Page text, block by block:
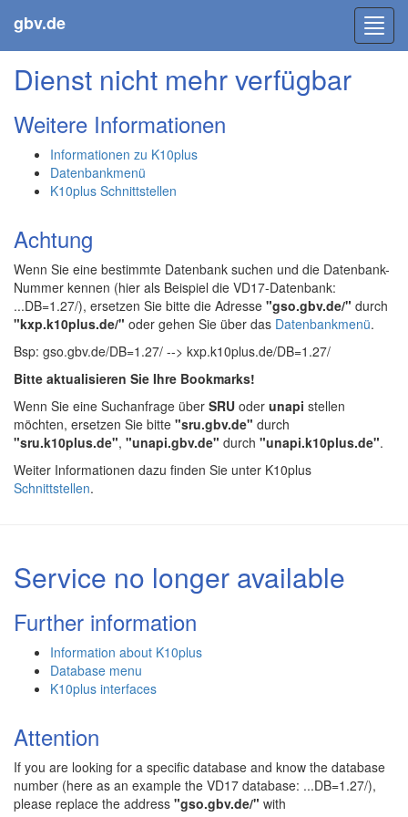
gbv.de
Dienst nicht mehr verfügbar
Weitere Informationen
Informationen zu K10plus
Datenbankmenü
K10plus Schnittstellen
Achtung
Wenn Sie eine bestimmte Datenbank suchen und die Datenbank-
Nummer kennen (hier als Beispiel die VD17-Datenbank:
...DB=1.27/), ersetzen Sie bitte die Adresse "gso.gbv.de/" durch
"kxp.k10plus.de/" oder gehen Sie über das Datenbankmenü.
Bsp: gso.gbv.de/DB=1.27/ --> kxp.k10plus.de/DB=1.27/
Bitte aktualisieren Sie Ihre Bookmarks!
Wenn Sie eine Suchanfrage über SRU oder unapi stellen
möchten, ersetzen Sie bitte "sru.gbv.de" durch
"sru.k10plus.de", "unapi.gbv.de" durch "unapi.k10plus.de".
Weiter Informationen dazu finden Sie unter K10plus
Schnittstellen.
Service no longer available
Further information
Information about K10plus
Database menu
K10plus interfaces
Attention
If you are looking for a specific database and know the database
number (here as an example the VD17 database: ...DB=1.27/),
please replace the address "gso.gbv.de/" with